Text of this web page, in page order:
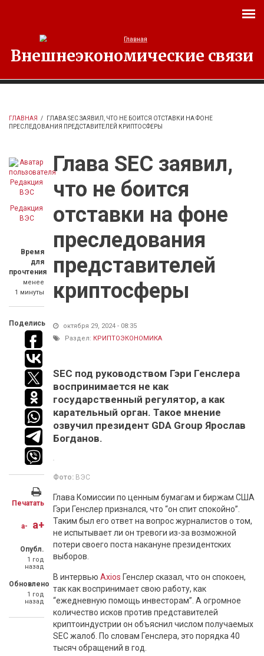
Внешнеэкономические связи
ГЛАВНАЯ /
ГЛАВА SEC ЗАЯВИЛ, ЧТО НЕ БОИТСЯ ОТСТАВКИ НА ФОНЕ
ПРЕСЛЕДОВАНИЯ ПРЕДСТАВИТЕЛЕЙ КРИПТОСФЕРЫ
Редакция
ВЭС
Время
для
прочтения
менее
1 минуты
Поделись
Печатать
a- a+
Опубл.
1 год
назад
Обновлено
1 год
назад
Глава SEC заявил,
что не боится
отставки на фоне
преследования
представителей
криптосферы
октября 29, 2024 - 08:35
Раздел: КРИПТОЭКОНОМИКА
SEC под руководством Гэри Генслера
воспринимается не как
государственный регулятор, а как
карательный орган. Такое мнение
озвучил президент GDA Group Ярослав
Богданов.
Фото: ВЭС
Глава Комиссии по ценным бумагам и биржам США
Гэри Генслер признался, что “он спит спокойно”.
Таким был его ответ на вопрос журналистов о том,
не испытывает ли он тревоги из-за возможной
потери своего поста накануне президентских
выборов.
В интервью Axios Генслер сказал, что он спокоен,
так как воспринимает свою работу, как
“ежедневную помощь инвесторам”. А огромное
количество исков против представителей
криптоиндустрии он объяснил числом получаемых
SEC жалоб. По словам Генслера, это порядка 40
тысяч обращений в год.